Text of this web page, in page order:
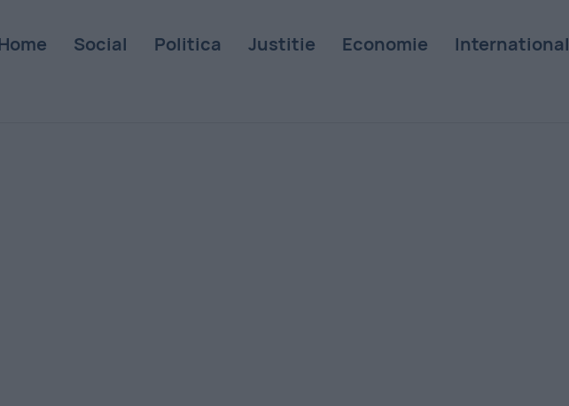
Social Politica Justitie Economie International